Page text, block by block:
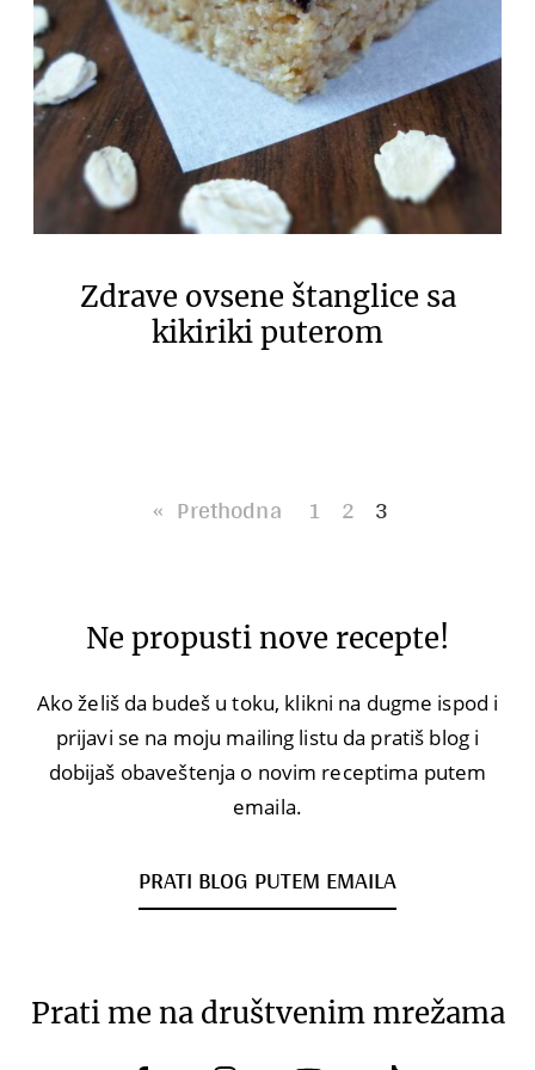
Zdrave ovsene štanglice sa
kikiriki puterom
« Prethodna 1 2 3
Ne propusti nove recepte!
Ako želiš da budeš u toku, klikni na dugme ispod i
prijavi se na moju mailing listu da pratiš blog i
dobijaš obaveštenja o novim receptima putem
emaila.
PRATI BLOG PUTEM EMAILA
Prati me na društvenim mrežama